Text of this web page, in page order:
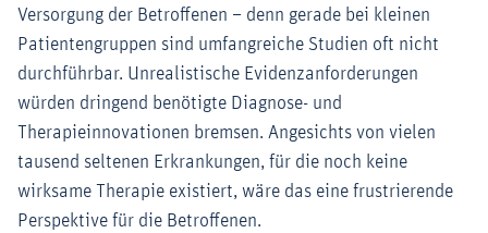
Versorgung der Betroffenen – denn gerade bei kleinen
Patientengruppen sind umfangreiche Studien oft nicht
durchführbar. Unrealistische Evidenzanforderungen
würden dringend benötigte Diagnose- und
Therapieinnovationen bremsen. Angesichts von vielen
tausend seltenen Erkrankungen, für die noch keine
wirksame Therapie existiert, wäre das eine frustrierende
Perspektive für die Betroffenen.